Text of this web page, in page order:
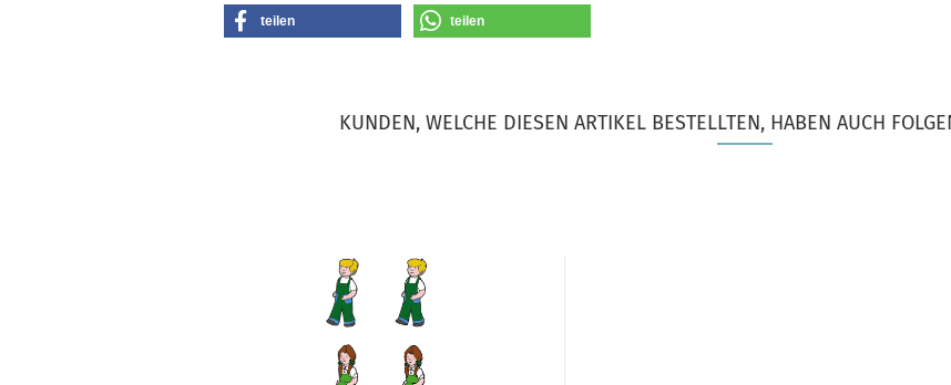
teilen teilen
KUNDEN, WELCHE DIESEN ARTIKEL BESTELLTEN, HABEN AUCH